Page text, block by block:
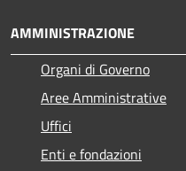
AMMINISTRAZIONE
Organi di Governo
Aree Amministrative
Uffici
Enti e fondazioni